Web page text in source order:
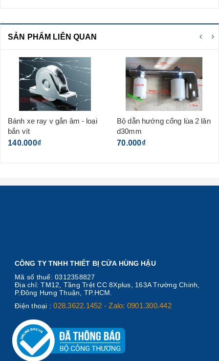
SẢN PHẨM LIÊN QUAN
Bánh xe ray v gắn âm - loại
bắn vít
140.000₫
Bộ dẫn hướng cổng lùa 2 lăn
d30mm
70.000₫
CÔNG TY TNHH THIẾT BỊ CỬA HÙNG HẬU
Mã số thuế: 0312358827
Địa chỉ: TM12, Tầng Trệt CC 8Xplus, 163A Trường Chinh,
P.Đông Hưng Thuận, TP.HCM.
Điện thoại :028.3622.1452 - Zalo: 0901.300.442